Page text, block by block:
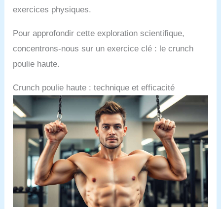
exercices physiques.
Pour approfondir cette exploration scientifique,
concentrons-nous sur un exercice clé : le crunch
poulie haute.
Crunch poulie haute : technique et efficacité